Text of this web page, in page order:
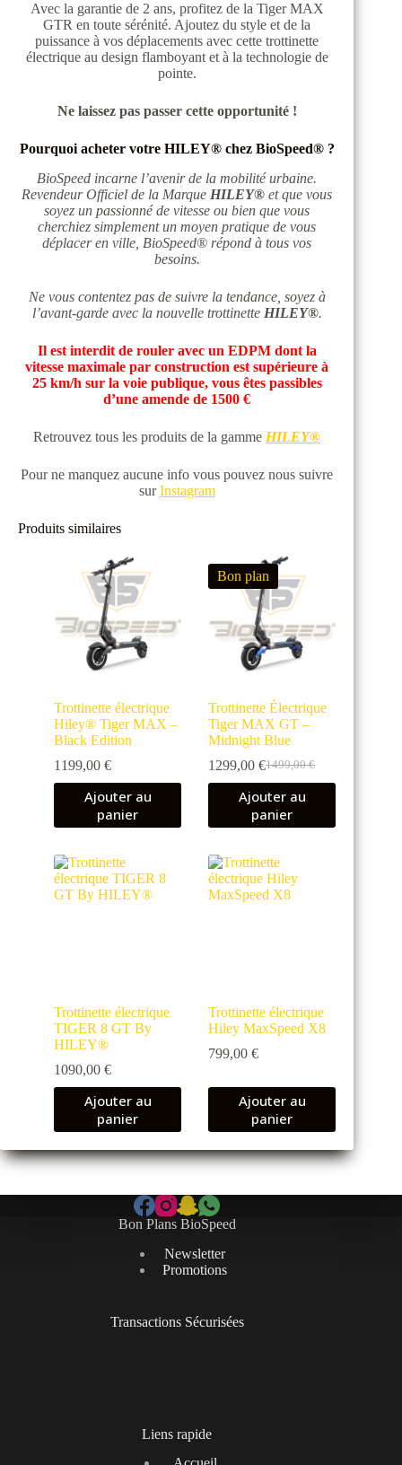
Avec la garantie de 2 ans, profitez de la Tiger MAX
GTR en toute sérénité. Ajoutez du style et de la
puissance à vos déplacements avec cette trottinette
électrique au design flamboyant et à la technologie de
pointe.
Ne laissez pas passer cette opportunité !
Pourquoi acheter votre HILEY® chez BioSpeed® ?
BioSpeed incarne l’avenir de la mobilité urbaine.
Revendeur Officiel de la Marque HILEY® et que vous
soyez un passionné de vitesse ou bien que vous
cherchiez simplement un moyen pratique de vous
déplacer en ville, BioSpeed® répond à tous vos
besoins.
Ne vous contentez pas de suivre la tendance, soyez à
l’avant-garde avec la nouvelle trottinette HILEY®.
Il est interdit de rouler avec un EDPM dont la
vitesse maximale par construction est supérieure à
25 km/h sur la voie publique, vous êtes passibles
d’une amende de 1500 €
Retrouvez tous les produits de la gamme HILEY®
Pour ne manquez aucune info vous pouvez nous suivre
surInstagram
Produits similaires
Trottinette électrique
Hiley® Tiger MAX –
Black Edition
1199,00 €
Ajouter au
panier
Bon plan
Trottinette Électrique
Tiger MAX GT –
Midnight Blue
1499,00€
Le
prix
initial
était :
1299,00€Le
prix
actuel
est :
Ajouter au
panier
Trottinette électrique
TIGER 8 GT By
HILEY®
1090,00 €
Ajouter au
panier
Trottinette électrique
Hiley MaxSpeed X8
799,00€
Ajouter au
panier
Bon Plans BioSpeed
Newsletter
Promotions
Transactions Sécurisées
Liens rapide